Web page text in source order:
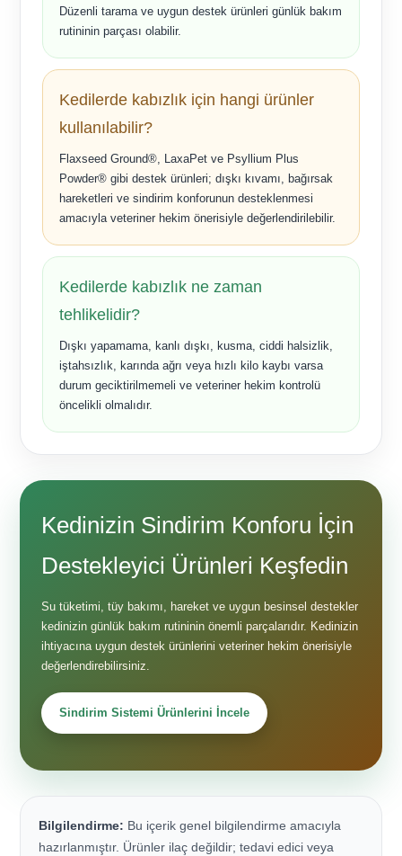
Düzenli tarama ve uygun destek ürünleri günlük bakım
rutininin parçası olabilir.
Kedilerde kabızlık için hangi ürünler
kullanılabilir?
Flaxseed Ground®, LaxaPet ve Psyllium Plus
Powder® gibi destek ürünleri; dışkı kıvamı, bağırsak
hareketleri ve sindirim konforunun desteklenmesi
amacıyla veteriner hekim önerisiyle değerlendirilebilir.
Kedilerde kabızlık ne zaman
tehlikelidir?
Dışkı yapamama, kanlı dışkı, kusma, ciddi halsizlik,
iştahsızlık, karında ağrı veya hızlı kilo kaybı varsa
durum geciktirilmemeli ve veteriner hekim kontrolü
öncelikli olmalıdır.
Kedinizin Sindirim Konforu İçin
Destekleyici Ürünleri Keşfedin
Su tüketimi, tüy bakımı, hareket ve uygun besinsel destekler
kedinizin günlük bakım rutininin önemli parçalarıdır. Kedinizin
ihtiyacına uygun destek ürünlerini veteriner hekim önerisiyle
değerlendirebilirsiniz.
Sindirim Sistemi Ürünlerini İncele
Bilgilendirme: Bu içerik genel bilgilendirme amacıyla
hazırlanmıştır. Ürünler ilaç değildir; tedavi edici veya